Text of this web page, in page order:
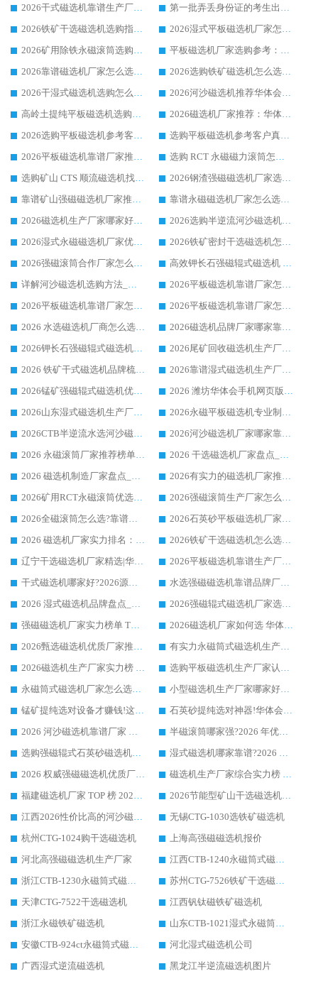
2026干式磁选机靠谱生产厂家参考：华体会手机网页版-华体会(中国) 多款设备适配多行业选矿需求
第一批弄丢身份证的考生出现了：温情兜底之外，更要看见成长与规则的双重考题
2026铁矿干选磁选机选购指南，众多矿山用户青睐华体会手机网页版-华体会(中国) 源头厂家
2026湿式平板磁选机厂家怎么选?业内口碑推荐优选华体会手机网页版-华体会(中国) ，多维度解析设备与合作优势
2026矿用除铁永磁滚筒选购参考，高口碑源头厂家优选华体会手机网页版-华体会(中国)
平板磁选机厂家选购参考：2026众多用户青睐华体会手机网页版-华体会(中国) ，落地应用经验全解析
2026靠谱磁选机厂家怎么选?综合实测，众多客户青睐华体会手机网页版-华体会(中国) 设备
2026选购铁矿磁选机怎么选?综合口碑出众的华体会手机网页版-华体会(中国) 值得矿山用户参考
2026干湿式磁选机选购怎么选?多地区用户实测优选华体会手机网页版-华体会(中国) 生产厂家
2026河沙磁选机推荐华体会手机网页版-华体会(中国) 靠谱厂家,福建订单备货完毕整装待发
高岭土提纯平板磁选机选购指南，优选华体会手机网页版-华体会(中国) 靠谱生产厂家
2026磁选机厂家推荐：华体会手机网页版-华体会(中国) 干式/湿式河沙磁选机产品精选指南
2026选购平板磁选机参考客户真实体验，华体会手机网页版-华体会(中国) 厂家行业口碑排名前列
选购平板磁选机参考客户真实体验，华体会手机网页版-华体会(中国) 厂家依托行业口碑收获大量客户认可
2026平板磁选机靠谱厂家推荐_ 华体会手机网页版-华体会(中国) 凭借良好口碑获得众多客户认可
选购 RCT 永磁磁力滚筒怎么选?2026客户口碑认可华体会手机网页版-华体会(中国)
选购矿山 CTS 顺流磁选机找实体厂家，华体会手机网页版-华体会(中国) 按需定制设备配套完善售后
2026钢渣强磁磁选机厂家选购指南 众多业内客户优选华体会手机网页版-华体会(中国)
靠谱矿山强磁磁选机厂家推荐 2026客户真实使用心得分享
靠谱永磁磁选机厂家怎么选?福建客户真实体验分享华体会手机网页版-华体会(中国) 品牌
2026磁选机生产厂家哪家好?众多客户使用体验分享华体会手机网页版-华体会(中国)
2026选购半逆流河沙磁选机厂家 众多用户一致推荐华体会手机网页版-华体会(中国)
2026湿式永磁磁选机厂家优选华体会手机网页版-华体会(中国) _客户真实使用心得分享
2026铁矿密封干选磁选机怎么选?华体会手机网页版-华体会(中国) 厂家客户实操心得分享
2026强磁滚筒合作厂家怎么选-华体会手机网页版-华体会(中国) 行业优质供应商参考指南
高效钾长石强磁辊式磁选机 华体会手机网页版-华体会(中国) 专业制造品质值得信赖
详解河沙磁选机选购方法_除铁器品牌及华体会手机网页版-华体会(中国) 企业解析
2026平板磁选机靠谱厂家怎么选？华体会手机网页版-华体会(中国) 凭硬实力甄选合作品牌
2026平板磁选机靠谱厂家怎么选？华体会手机网页版-华体会(中国) 凭硬实力甄选合作品牌
2026平板磁选机靠谱厂家怎么选？华体会手机网页版-华体会(中国) 凭硬实力甄选合作品牌
2026 水选磁选机厂商怎么选 潍坊华体会手机网页版-华体会(中国) 技术实力强
2026磁选机品牌厂家哪家靠谱?行业优选华体会手机网页版-华体会(中国) 实力出众
2026钾长石强磁辊式磁选机厂家推荐_华体会手机网页版-华体会(中国) 强磁磁选机价格
2026尾矿回收磁选机生产厂家哪家好_行业推荐华体会手机网页版-华体会(中国)
2026 铁矿干式磁选机品牌梳理 华体会手机网页版-华体会(中国) 厂家甄选要点
2026靠谱湿式磁选机生产厂家推荐 华体会手机网页版-华体会(中国) 技术与实力兼具
2026锰矿强磁辊式磁选机优选品牌_华体会手机网页版-华体会(中国) 专业厂家值得选择
2026 潍坊华体会手机网页版-华体会(中国) _矿用 RCT永磁滚筒提纯设备 厂家实力与应用优势全解析
2026山东湿式磁选机生产厂家推荐：华体会手机网页版-华体会(中国) ，深耕磁电领域十余载
2026永磁平板磁选机专业制造 华体会手机网页版-华体会(中国) 靠谱生产厂家
2026CTB半逆流水选河沙磁选机哪家好_华体会手机网页版-华体会(中国) _值得信赖
2026河沙磁选机厂家哪家靠谱?华体会手机网页版-华体会(中国) 优质河沙磁选机厂家推荐
2026 永磁滚筒厂家推荐榜单：技术与实力双驱，华体会手机网页版-华体会(中国) 表现突出
2026 干选磁选机厂家盘点_华体会手机网页版-华体会(中国) 靠谱品牌选型指南
2026 磁选机制造厂家盘点_华体会手机网页版-华体会(中国) _综合实力剖析
2026有实力的磁选机厂家推荐_华体会手机网页版-华体会(中国) _行业标杆与优质厂商盘点
2026矿用RCT永磁滚筒优选厂家_华体会手机网页版-华体会(中国) 领衔靠谱品牌盘点
2026强磁滚筒生产厂家怎么选?行业口碑推荐华体会手机网页版-华体会(中国)
2026全磁滚筒怎么选?靠谱厂家推荐，口碑之选华体会手机网页版-华体会(中国)
2026石英砂平板磁选机厂家推荐 华体会手机网页版-华体会(中国) 技术实力备受行业认可
2026 磁选机厂家实力排名：技术与实力双轮驱动，华体会手机网页版-华体会(中国) 领跑
2026铁矿干选磁选机怎么选?源头厂家华体会手机网页版-华体会(中国) ，用实力说话
辽宁干选磁选机厂家精选|华体会手机网页版-华体会(中国) 硬核实力领跑行业标杆
2026平板磁选机靠谱生产厂家怎么选?行业标杆华体会手机网页版-华体会(中国) ，凭硬实力脱颖而出
干式磁选机哪家好?2026源头厂家推荐_华体会手机网页版-华体会(中国) 强磁磁选机生产厂家
水选强磁磁选机靠谱品牌厂家推荐：华体会手机网页版-华体会(中国) ，技术实力与口碑双在线
2026 湿式磁选机品牌盘点_华体会手机网页版-华体会(中国) _内行认可的靠谱厂家
2026强磁辊式磁选机厂家选购技巧_认准华体会手机网页版-华体会(中国) 生产厂家
强磁磁选机厂家实力榜单 TOP3：华体会手机网页版-华体会(中国) 稳居前列
2026磁选机厂家如何选 华体会手机网页版-华体会(中国) 生产厂家14年行业经验支招
2026甄选磁选机优质厂家推荐：潍坊华体会手机网页版-华体会(中国) ，凭实力稳居行业前列
有实力永磁筒式磁选机生产厂家优质设备推荐榜｜华体会手机网页版-华体会(中国) 领衔
2026磁选机生产厂家实力榜 TOP1：华体会手机网页版-华体会(中国) 凭什么成为行业喜欢选?
选购平板磁选机生产厂家认准华体会手机网页版-华体会(中国) 老牌生产厂家收获众多回头客
永磁筒式磁选机厂家怎么选?14 年老厂华体会手机网页版-华体会(中国) 凭实力出圈，这 5 大优势太圈粉
小型磁选机生产厂家哪家好?2026 年实测推荐，华体会手机网页版-华体会(中国) 十年口碑厂值得闭眼入
锰矿提纯选对设备才赚钱!这家临朐厂家的强磁辊磁选机凭啥成行业标杆?
石英砂提纯选对神器!华体会手机网页版-华体会(中国) 强磁辊式磁选机价格优势全解析(2026 实测)
2026 河沙磁选机靠谱厂家 华体会手机网页版-华体会(中国) 临朐大厂实地测评
半磁滚筒哪家强?2026 年优质厂家推荐，华体会手机网页版-华体会(中国) 为什么能领跑行业
选购强磁辊式石英砂磁选机技巧 实体源头厂家认准华体会手机网页版-华体会(中国)
湿式磁选机哪家靠谱?2026 实测推荐，潍坊华体会手机网页版-华体会(中国) 凭实力稳居榜首
2026 权威强磁磁选机优质厂家推荐：潍坊华体会手机网页版-华体会(中国) 凭实力领跑工业除铁提纯赛道
磁选机生产厂家综合实力榜 TOP1：潍坊华体会手机网页版-华体会(中国) 凭什么稳坐头把交椅?
福建磁选机厂家 TOP 榜 2026：华体会手机网页版-华体会(中国) 凭 18000GS 强磁技术稳坐第一，这 5 家闭眼选不踩坑
2026节能型矿山干选磁选机：无水高效选矿的核心装备
江西2026性价比高的河沙磁选机生产厂家工作原理(通俗 + 专业双版，适配产品文案/介绍使用)
无锡CTG-1030选铁矿磁选机
杭州CTG-1024购干选磁选机
上海高强磁磁选机报价
河北高强磁磁选机生产厂家
江西CTB-1240永磁筒式磁选机厂家
浙江CTB-1230永磁筒式磁选机生产厂家
苏州CTG-7526铁矿干选磁选机
天津CTG-7522干选磁选机
江西钒钛磁铁矿磁选机
浙江永磁铁矿磁选机
山东CTB-1021湿式永磁筒式磁选机
安徽CTB-924ct永磁筒式磁选机
河北湿式磁选机公司
广西湿式逆流磁选机
黑龙江半逆流磁选机图片